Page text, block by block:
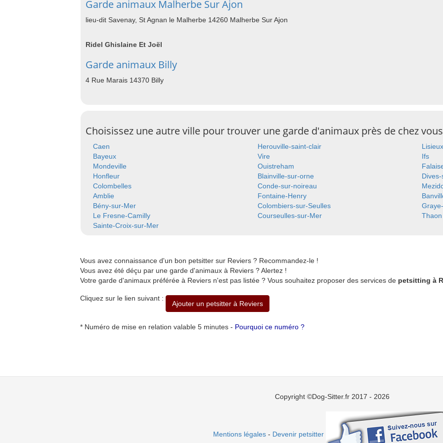
Garde animaux Malherbe Sur Ajon
lieu-dit Savenay, St Agnan le Malherbe 14260 Malherbe Sur Ajon
Ridel Ghislaine Et Joël
Garde animaux Billy
4 Rue Marais 14370 Billy
Choisissez une autre ville pour trouver une garde d'animaux près de chez vous
Caen Herouville-saint-clair
Lisieux
Bayeux
Vire
Ifs
Mondeville
Ouistreham
Honfleur
Blainville-sur-orne
Colombelles
Conde-sur-noireau
Amblie
Fontaine-Henry
Bény-sur-Mer
Colombiers-sur-Seulles
Le Fresne-Camilly
Courseulles-sur-Mer
Thaon
Sainte-Croix-sur-Mer
Vous avez connaissance d'un bon petsitter sur Reviers ? Recommandez-le !
Vous avez été déçu par une garde d'animaux à Reviers ? Alertez !
Votre garde d'animaux préférée à Reviers n'est pas listée ? Vous souhaitez proposer des services de petsitting à
Cliquez sur le lien suivant :
Ajouter un petsitter à Reviers
* Numéro de mise en relation valable 5 minutes - Pourquoi ce numéro ?
Copyright ©Dog-Sitter.fr 2017 - 2026
Mentions légales- Devenir petsitter